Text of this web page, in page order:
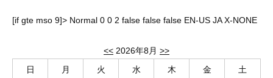
<< 2026年8月 >>
日
月 火 水 木 金 土
[if gte mso 9]> Normal 0 0 2 false false false EN-US JA X-NONE